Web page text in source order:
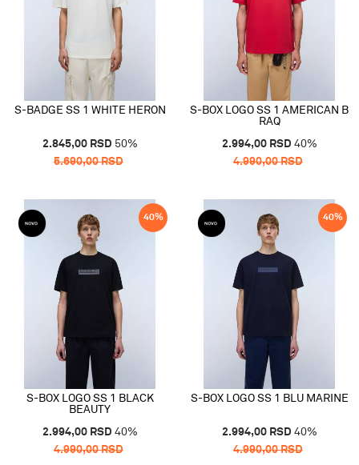
S-BADGE SS 1 WHITE HERON
2.845,00 RSD 50%
5.690,00RSD
S-BOX LOGO SS 1 AMERICAN B
RAQ
2.994,00 RSD 40%
4.990,00RSD
40%
S-BOX LOGO SS 1 BLACK
BEAUTY
2.994,00 RSD 40%
4.990,00RSD
40%
S-BOX LOGO SS 1 BLU MARINE
2.994,00 RSD 40%
4.990,00RSD